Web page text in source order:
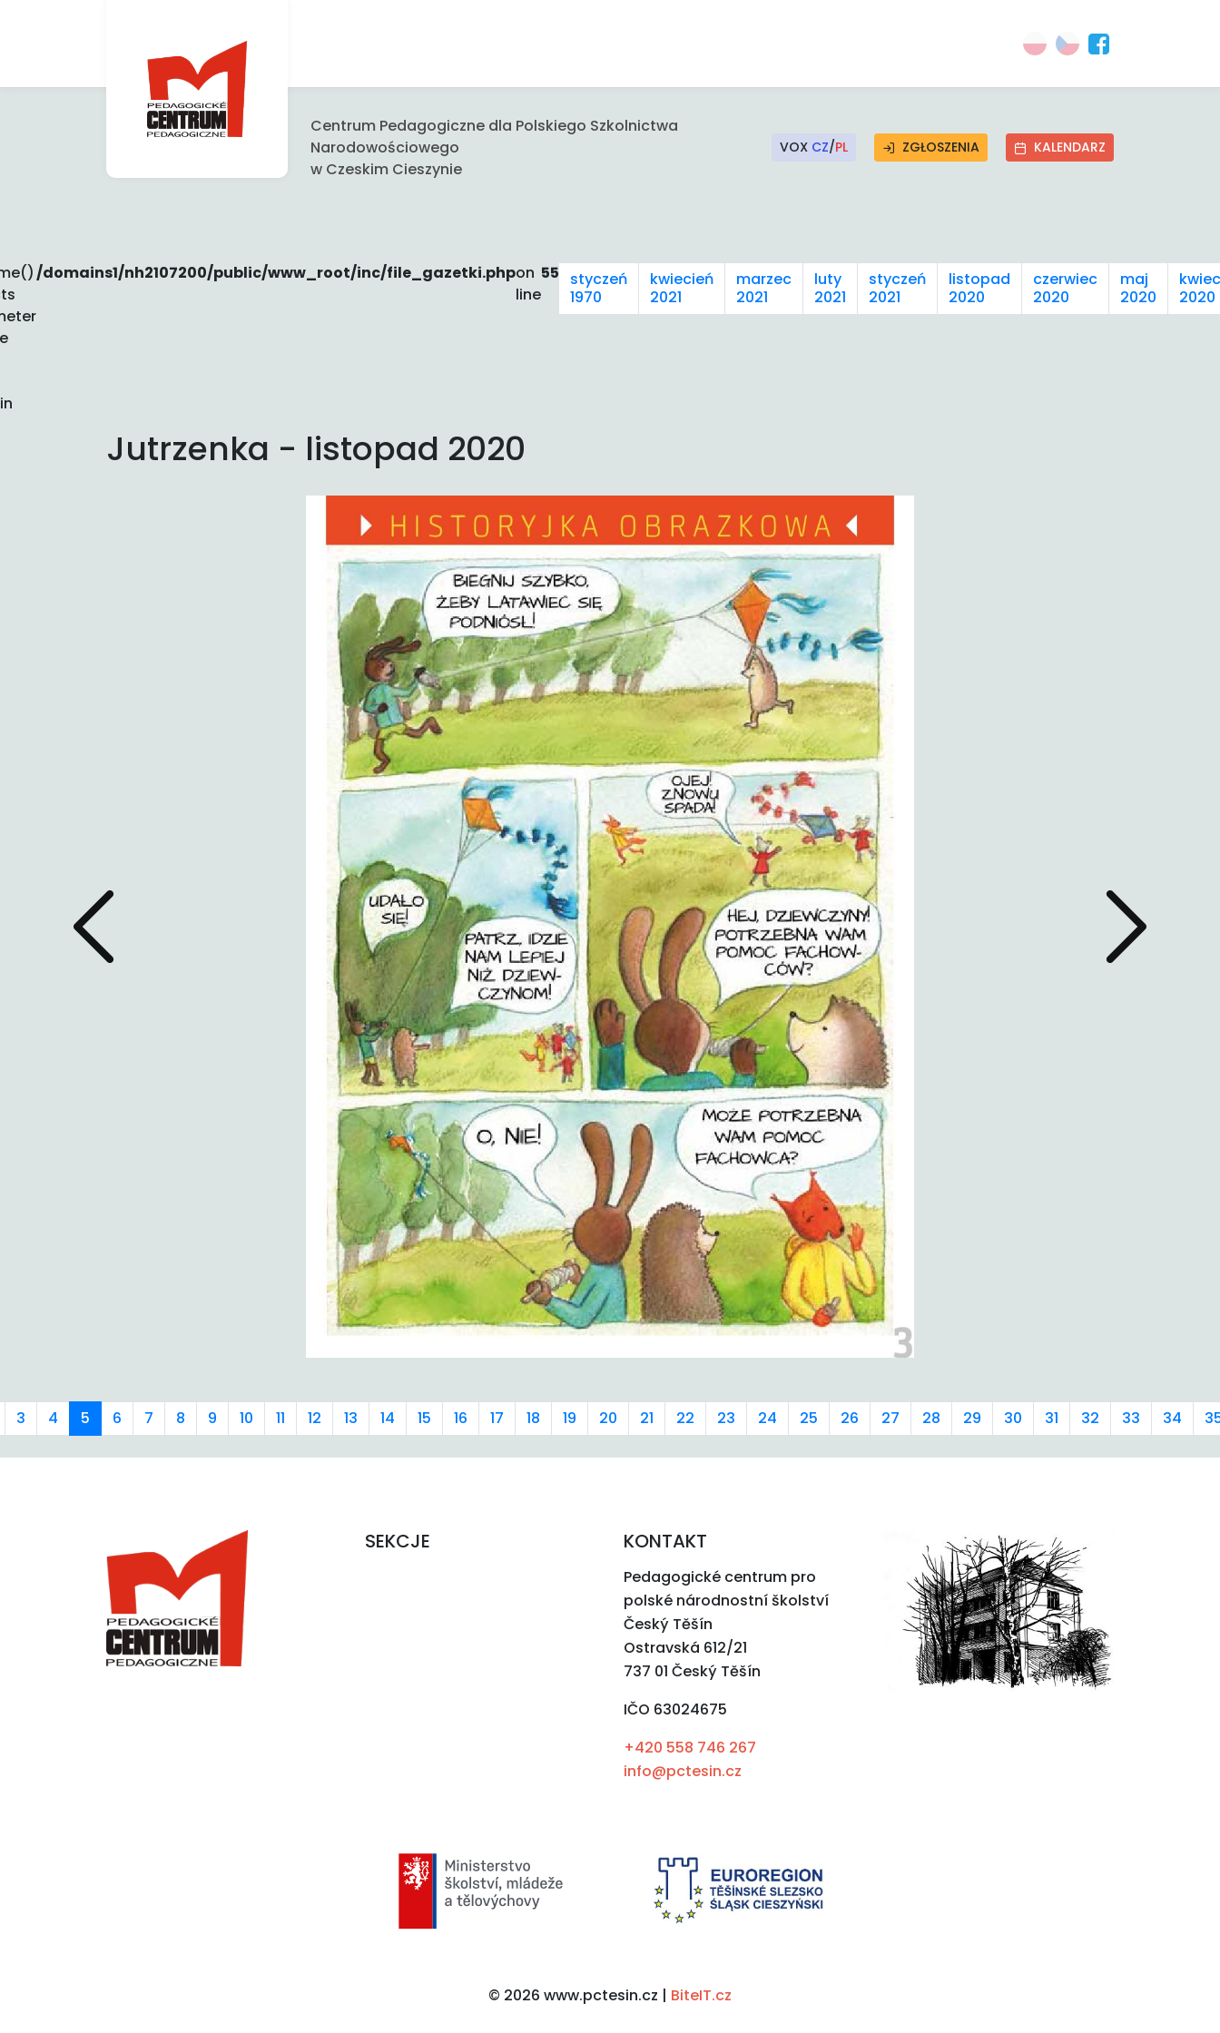
Centrum Pedagogiczne dla Polskiego Szkolnictwa
Narodowościowego
w Czeskim Cieszynie
VOX CZ/PL ZGŁOSZENIA KALENDARZ
/domains1/nh2107200/public/www_root/inc/file_gazetki.phpon
line
55
styczeń
1970
kwiecień
2021
marzec
2021
luty
2021
styczeń
2021
listopad
2020
czerwiec
2020
maj
2020
2020
Jutrzenka - listopad 2020
3 4 5 6 7 8 9 10 11 12 13 14 15 16 17 18 19 20 21 22 23 24 25 26 27 28 29 30 31 32 33 34
SEKCJE KONTAKT
Pedagogické centrum pro
polské národnostní školství
Český Těšín
Ostravská 612/21
737 01 Český Těšín
IČO 63024675
+420 558 746 267
info@pctesin.cz
© 2026 www.pctesin.cz | BiteIT.cz